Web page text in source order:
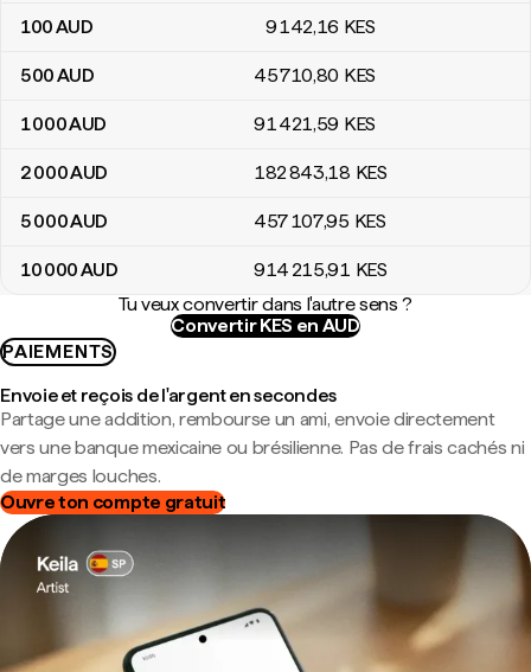
100AUD 9 142,16 KES
500AUD 45 710,80 KES
1 000AUD 91 421,59 KES
2 000AUD 182 843,18 KES
5 000AUD 457 107,95 KES
10 000AUD 914 215,91 KES
Tu veux convertir dans l'autre sens ?
Convertir KES en AUD
PAIEMENTS
Envoie et reçois de l'argent en secondes
Partage une addition, rembourse un ami, envoie directement
vers une banque mexicaine ou brésilienne. Pas de frais cachés ni
de marges louches.
Ouvre ton compte gratuit